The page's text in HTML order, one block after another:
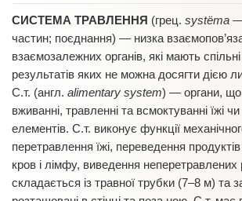
СИСТЕМА ТРАВЛЕННЯ (грец. systëma —
частин; поєднання) — низка
взаємозалежних органів, які мають спільні
результатів яких не можна досягти дією
С.т. (англ. alimentary system) — органи, що
вживанні, травленні та всмоктуванні їжі
елементів. С.т. виконує функції
перетравлення їжі, переведення
кров і лімфу, виведення неперетравлених
складається із травної трубки (7–8 м) та